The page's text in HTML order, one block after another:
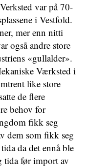
var på 70-
i Vestfold.
mer enn nitti
også andre store
«gullalder».
Værksted i
like store
de flere
behov for
fikk seg
dem som fikk seg
da det ennå ble
tida før import av